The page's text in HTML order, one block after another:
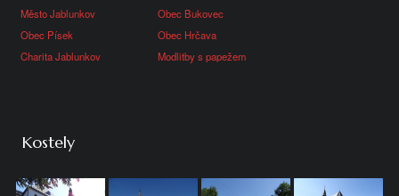
Město Jablunkov
Obec Bukovec
Obec Písek
Obec Hrčava
Charita Jablunkov
Modlitby s papežem
Kostely